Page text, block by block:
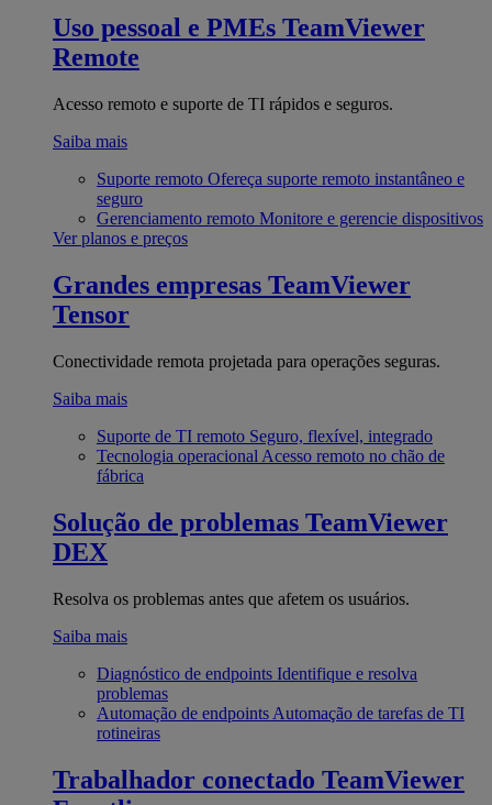
Uso pessoal e PMEs TeamViewer
Remote
Acesso remoto e suporte de TI rápidos e seguros.
Saiba mais
Suporte remoto Ofereça suporte remoto instantâneo e
seguro
Gerenciamento remoto Monitore e gerencie dispositivos
Ver planos e preços
Grandes empresas TeamViewer
Tensor
Conectividade remota projetada para operações seguras.
Saiba mais
Suporte de TI remoto Seguro, flexível, integrado
Tecnologia operacional Acesso remoto no chão de
fábrica
Solução de problemas TeamViewer
DEX
Resolva os problemas antes que afetem os usuários.
Saiba mais
Diagnóstico de endpoints Identifique e resolva
problemas
Automação de endpoints Automação de tarefas de TI
rotineiras
Trabalhador conectado TeamViewer